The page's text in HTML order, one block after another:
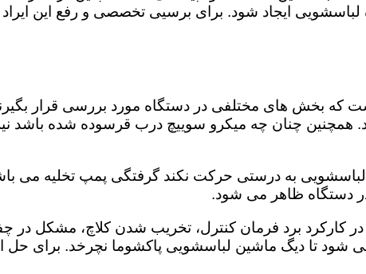
ایجاد شود. برای برسیی تخصصی و رفع این
بخش های مختلفی در دستگاه مورد بررسی قرار بگیرند
همچنین چنان چه میکرو سوییچ درب قرسوده شده باشد
لباسشویی به درستی حرکت نکند گرفتگی پمپ تخلیه می
در دستگاه ظاهر می شود.
در کارکرد برد فرمان کنترل، تخریب شدن کلاچ،
تا دیگ ماشین لباسشویی پاکشوما نچرخد. برای حل